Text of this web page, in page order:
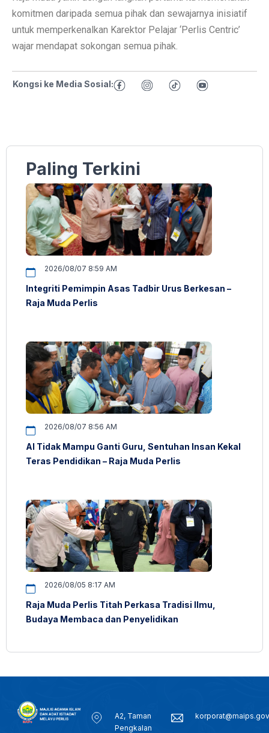
komitmen daripada semua pihak dan sewajarnya inisiatif
untuk memperkenalkan Karektor Pelajar ‘Perlis Centric’
wajar mendapat sokongan semua pihak.
Kongsi ke Media Sosial:
Paling Terkini
2026/08/07 8:59 AM
Integriti Pemimpin Asas Tadbir Urus Berkesan –
Raja Muda Perlis
2026/08/07 8:56 AM
AI Tidak Mampu Ganti Guru, Sentuhan Insan Kekal
Teras Pendidikan – Raja Muda Perlis
2026/08/05 8:17 AM
Raja Muda Perlis Titah Perkasa Tradisi Ilmu,
Budaya Membaca dan Penyelidikan
A2, Taman
Pengkalan